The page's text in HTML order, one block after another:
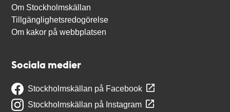
Om Stockholmskällan
Tillgänglighetsredogörelse
Om kakor på webbplatsen
Sociala medier
Stockholmskällan på Facebook
Stockholmskällan på Instagram